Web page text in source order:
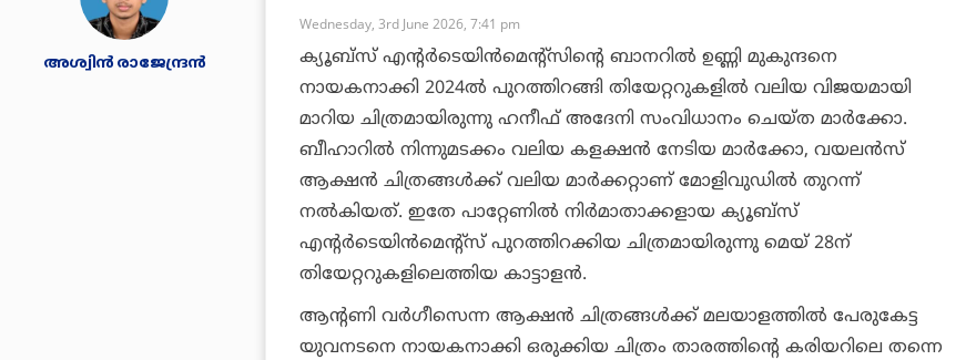
അശ്വിന്‍ രാജേന്ദ്രന്‍
Wednesday, 3rd June 2026, 7:41 pm
ക്യൂബ്സ് എന്റര്‍ടെയിന്‍മെന്റ്സിന്റെ ബാനറില്‍ ഉണ്ണി മുകുന്ദനെ
നായകനാക്കി 2024ല്‍ പുറത്തിറങ്ങി തിയേറ്ററുകളില്‍ വലിയ വിജയമായി
മാറിയ ചിത്രമായിരുന്നു ഹനീഫ് അദേനി സംവിധാനം ചെയ്ത മാര്‍ക്കോ.
ബീഹാറില്‍ നിന്നുമടക്കം വലിയ കളക്ഷന്‍ നേടിയ മാര്‍ക്കോ, വയലന്‍സ്
ആക്ഷന്‍ ചിത്രങ്ങള്‍ക്ക് വലിയ മാര്‍ക്കറ്റാണ് മോളിവുഡില്‍ തുറന്ന്
നല്‍കിയത്. ഇതേ പാറ്റേണില്‍ നിര്‍മാതാക്കളായ ക്യൂബ്സ്
എന്റര്‍ടെയിന്‍മെന്റ്സ് പുറത്തിറക്കിയ ചിത്രമായിരുന്നു മെയ് 28ന്
തിയേറ്ററുകളിലെത്തിയ കാട്ടാളന്‍.
ആന്റണി വര്‍ഗീസെന്ന ആക്ഷന്‍ ചിത്രങ്ങള്‍ക്ക് മലയാളത്തില്‍ പേരുകേട്ട
യുവനടനെ നായകനാക്കി ഒരുക്കിയ ചിത്രം താരത്തിന്റെ കരിയറിലെ തന്നെ